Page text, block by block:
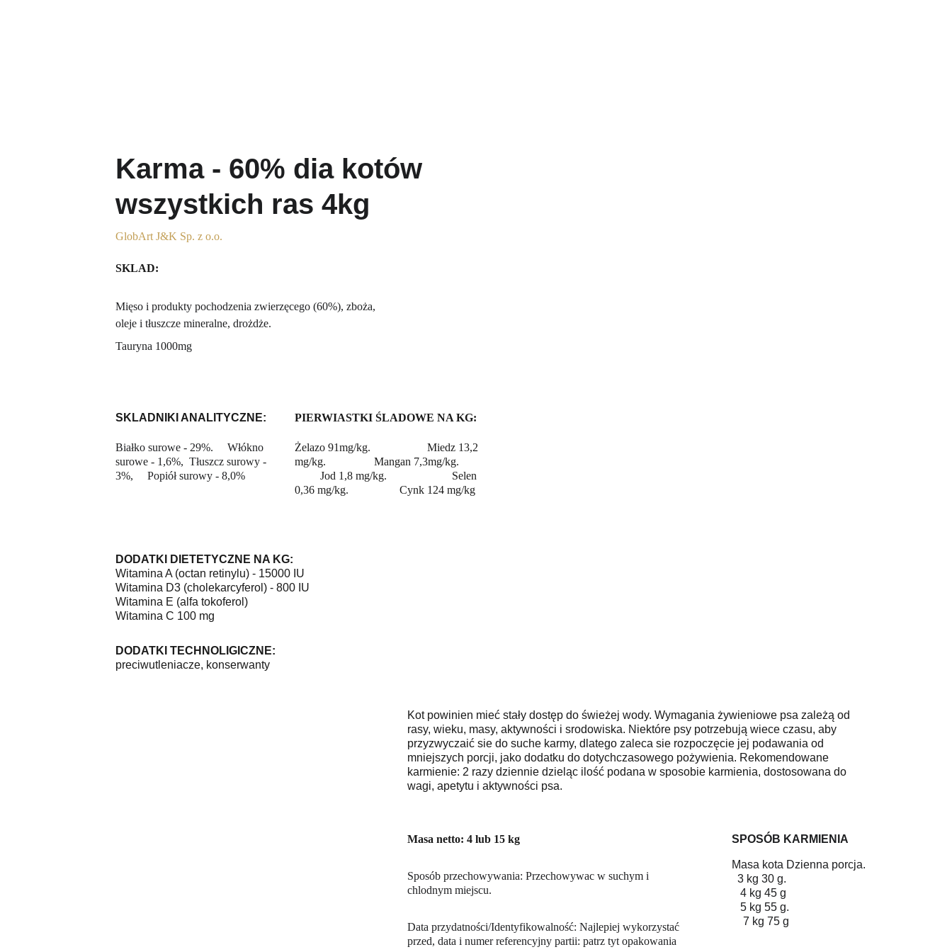
Karma - 60% dia kotów
wszystkich ras 4kg
GlobArt J&K Sp. z o.o.
SKLAD:
Mięso i produkty pochodzenia zwierzęcego (60%), zboża,
oleje i tłuszcze mineralne, drożdże.
Tauryna 1000mg
SKLADNIKI ANALITYCZNE:
Białko surowe - 29%.     Włókno
surowe - 1,6%,  Tłuszcz surowy -
3%,     Popiół surowy - 8,0%
PIERWIASTKI ŚLADOWE NA KG:
Żelazo 91mg/kg.                    Miedz 13,2
mg/kg.                 Mangan 7,3mg/kg.
         Jod 1,8 mg/kg.                       Selen
0,36 mg/kg.                  Cynk 124 mg/kg
DODATKI TECHNOLIGICZNE:
preciwutleniacze, konserwanty
DODATKI DIETETYCZNE NA KG:
Witamina A (octan retinylu) - 15000 IU
Witamina D3 (cholekarcyferol) - 800 IU
Witamina E (alfa tokoferol)
Witamina C 100 mg
SPOSÓB KARMIENIA
Masa kota Dzienna porcja.
  3 kg 30 g.
   4 kg 45 g
   5 kg 55 g.
    7 kg 75 g
Kot powinien mieć stały dostęp do świeżej wody. Wymagania żywieniowe psa zależą od
rasy, wieku, masy, aktywności i srodowiska. Niektóre psy potrzebują wiece czasu, aby
przyzwyczaić sie do suche karmy, dlatego zaleca sie rozpoczęcie jej podawania od
mniejszych porcji, jako dodatku do dotychczasowego pożywienia. Rekomendowane
karmienie: 2 razy dziennie dzieląc ilość podana w sposobie karmienia, dostosowana do
wagi, apetytu i aktywności psa.
Masa netto: 4 lub 15 kg
Sposób przechowywania: Przechowywac w suchym i
chlodnym miejscu.
Data przydatności/Identyfikowalność: Najlepiej wykorzystać
przed, data i numer referencyjny partii: patrz tyt opakowania